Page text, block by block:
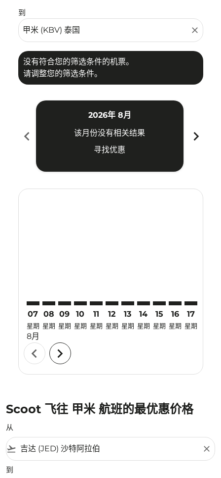
到
close
没有符合您的筛选条件的机票。
请调整您的筛选条件。
chevron_left
2026年 8月
该月份没有相关结果
寻找优惠
chevron_right
07
星期
8月
08
星期
09
星期
10
星期
11
星期
12
星期
13
星期
14
星期
15
星期
16
星期
17
星期
chevron_left chevron_right
Scoot 飞往 甲米 航班的最优惠价格
从
flight_takeoff close
到